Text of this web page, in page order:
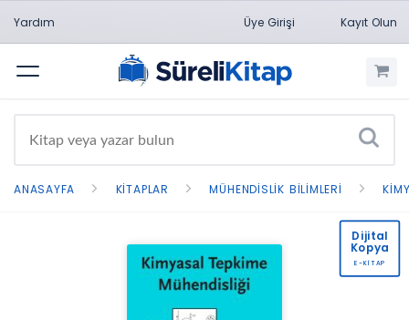
Yardım Üye Girişi Kayıt Olun
Menü
ANASAYFA KITAPLAR MÜHENDISLIK BILIMLERI
Dijital
Kopya
E-KİTAP